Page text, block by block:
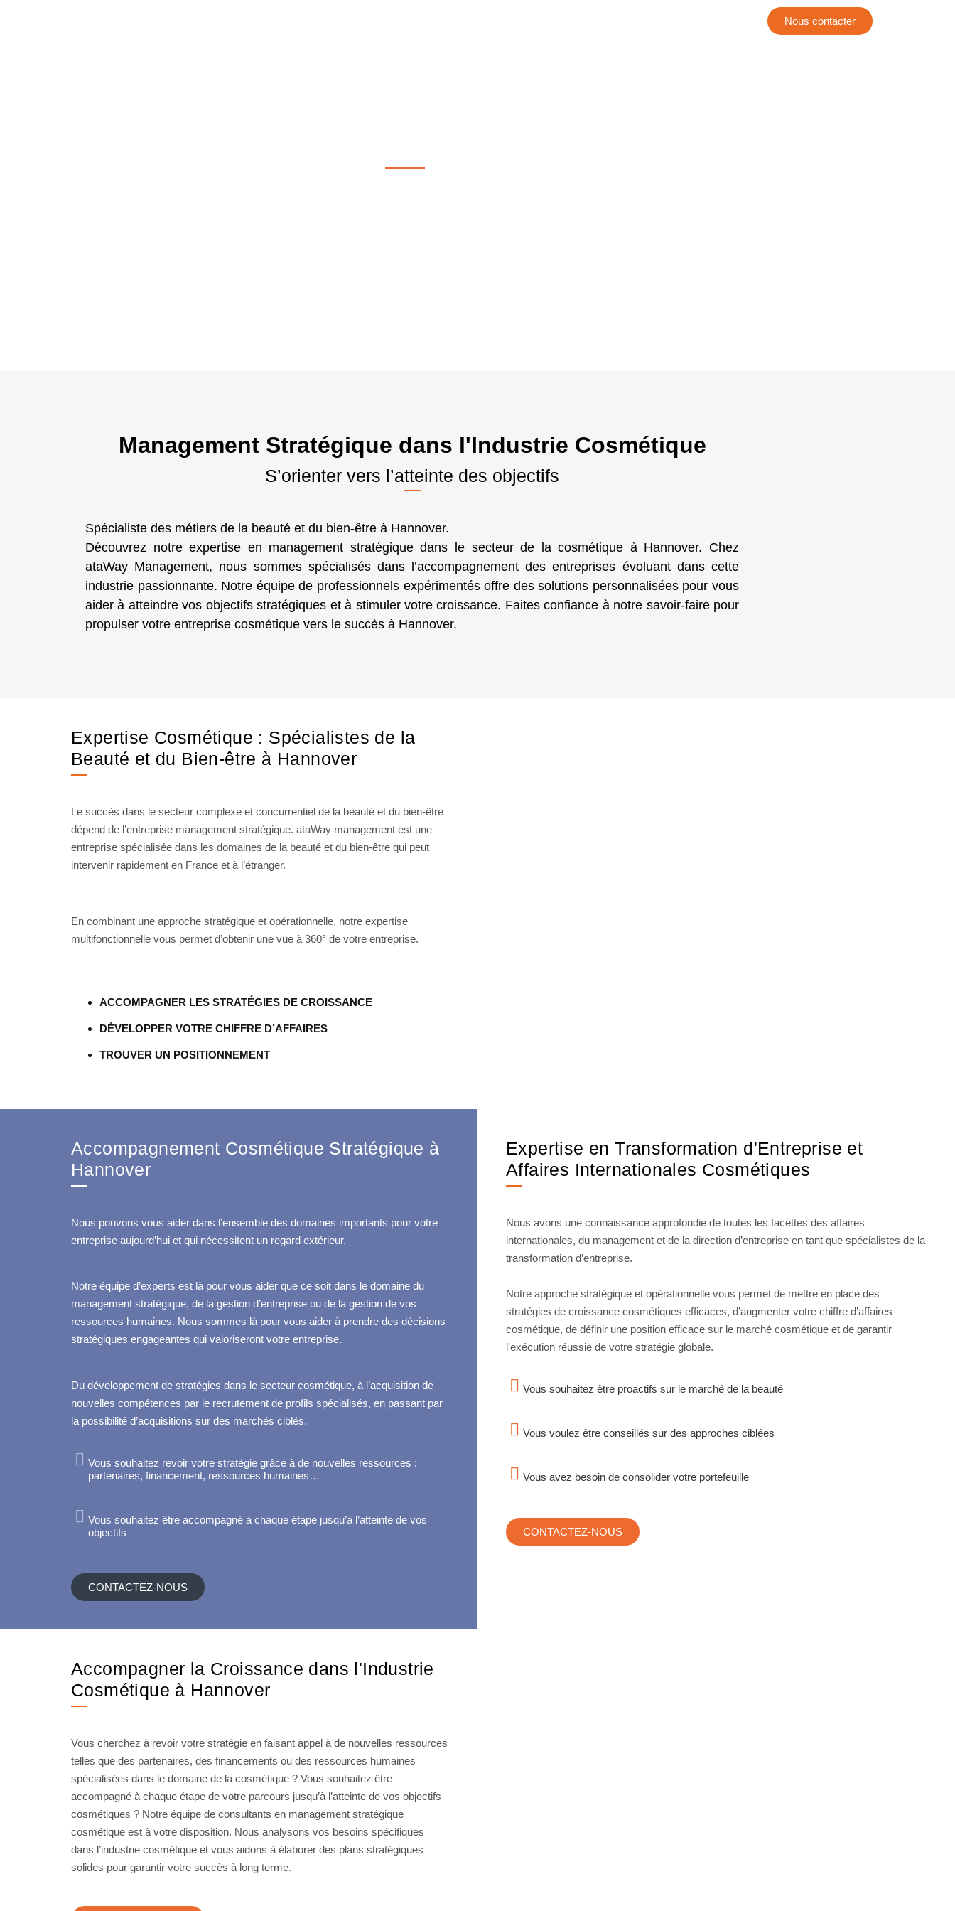
Nous contacter
Management Stratégique dans l'Industrie Cosmétique
S’orienter vers l’atteinte des objectifs
Spécialiste des métiers de la beauté et du bien-être à Hannover.
Découvrez notre expertise en management stratégique dans le secteur de la cosmétique à Hannover. Chez
ataWay Management, nous sommes spécialisés dans l’accompagnement des entreprises évoluant dans cette
industrie passionnante. Notre équipe de professionnels expérimentés offre des solutions personnalisées pour vous
aider à atteindre vos objectifs stratégiques et à stimuler votre croissance. Faites confiance à notre savoir-faire pour
propulser votre entreprise cosmétique vers le succès à Hannover.
Expertise Cosmétique : Spécialistes de la
Beauté et du Bien-être à Hannover
Le succès dans le secteur complexe et concurrentiel de la beauté et du bien-être
dépend de l’entreprise management stratégique. ataWay management est une
entreprise spécialisée dans les domaines de la beauté et du bien-être qui peut
intervenir rapidement en France et à l’étranger.
En combinant une approche stratégique et opérationnelle, notre expertise
multifonctionnelle vous permet d’obtenir une vue à 360° de votre entreprise.
ACCOMPAGNER LES STRATÉGIES DE CROISSANCE
DÉVELOPPER VOTRE CHIFFRE D’AFFAIRES
TROUVER UN POSITIONNEMENT
Accompagnement Cosmétique Stratégique à
Hannover
Nous pouvons vous aider dans l’ensemble des domaines importants pour votre
entreprise aujourd’hui et qui nécessitent un regard extérieur.
Notre équipe d’experts est là pour vous aider que ce soit dans le domaine du
management stratégique, de la gestion d’entreprise ou de la gestion de vos
ressources humaines. Nous sommes là pour vous aider à prendre des décisions
stratégiques engageantes qui valoriseront votre entreprise.
Du développement de stratégies dans le secteur cosmétique, à l’acquisition de
nouvelles compétences par le recrutement de profils spécialisés, en passant par
la possibilité d’acquisitions sur des marchés ciblés.
Vous souhaitez revoir votre stratégie grâce à de nouvelles ressources :
partenaires, financement, ressources humaines…
Vous souhaitez être accompagné à chaque étape jusqu’à l’atteinte de vos
objectifs
CONTACTEZ-NOUS
Expertise en Transformation d'Entreprise et
Affaires Internationales Cosmétiques
Nous avons une connaissance approfondie de toutes les facettes des affaires
internationales, du management et de la direction d’entreprise en tant que spécialistes de la
transformation d’entreprise.
Notre approche stratégique et opérationnelle vous permet de mettre en place des
stratégies de croissance cosmétiques efficaces, d’augmenter votre chiffre d’affaires
cosmétique, de définir une position efficace sur le marché cosmétique et de garantir
l’exécution réussie de votre stratégie globale.
Vous souhaitez être proactifs sur le marché de la beauté
Vous voulez être conseillés sur des approches ciblées
Vous avez besoin de consolider votre portefeuille
CONTACTEZ-NOUS
Accompagner la Croissance dans l'Industrie
Cosmétique à Hannover
Vous cherchez à revoir votre stratégie en faisant appel à de nouvelles ressources
telles que des partenaires, des financements ou des ressources humaines
spécialisées dans le domaine de la cosmétique ? Vous souhaitez être
accompagné à chaque étape de votre parcours jusqu’à l’atteinte de vos objectifs
cosmétiques ? Notre équipe de consultants en management stratégique
cosmétique est à votre disposition. Nous analysons vos besoins spécifiques
dans l’industrie cosmétique et vous aidons à élaborer des plans stratégiques
solides pour garantir votre succès à long terme.